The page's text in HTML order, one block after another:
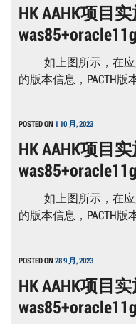
手
册-
集
布
4
HK AAHK项目
如上图所示，在应
的版本信息，PACTH版
POSTED ON 1 10 月, 2023
HK AAHK项目
如上图所示，在应
的版本信息，PACTH版
POSTED ON 28 9 月, 2023
HK AAHK项目